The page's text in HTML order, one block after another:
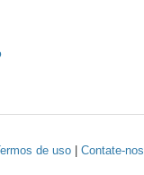
de uso| Contate-nos